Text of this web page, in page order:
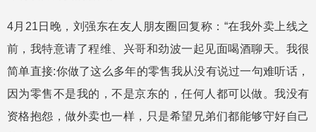
4月21日晚，刘强东在友人朋友圈回复称：“在我外卖上线之
前，我特意请了程维、兴哥和劲波一起见面喝酒聊天。我很
简单直接:你做了这么多年的零售我从没有说过一句难听话，
因为零售不是我的，不是京东的，任何人都可以做。我没有
资格抱怨，做外卖也一样，只是希望兄弟们都能够守好自己